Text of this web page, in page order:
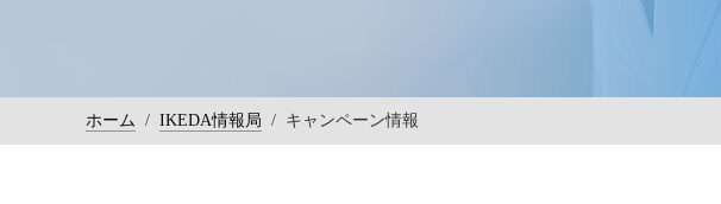
ホーム / IKEDA情報局 / キャンペーン情報